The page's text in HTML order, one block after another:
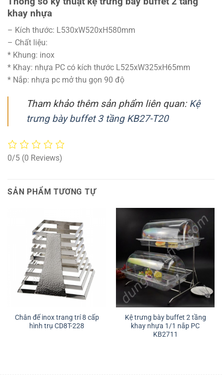
khay nhựa
– Kích thước: L530xW520xH580mm
– Chất liệu:
* Khung: inox
* Khay: nhựa PC có kích thước L525xW325xH65mm
* Nắp: nhựa pc mở thu gọn 90 độ
Tham khảo thêm sản phẩm liên quan: Kệ
trưng bày buffet 3 tầng KB27-T20
0/5 (0 Reviews)
SẢN PHẨM TƯƠNG TỰ
Chân đế inox trang trí 8 cấp
hình trụ CD8T-228
Kệ trưng bày buffet 2 tầng
khay nhựa 1/1 nắp PC
KB2711